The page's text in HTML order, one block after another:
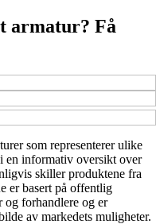
armatur? Få
som representerer ulike
en informativ oversikt over
skiller produktene fra
er basert på offentlig
og forhandlere og er
av markedets muligheter.